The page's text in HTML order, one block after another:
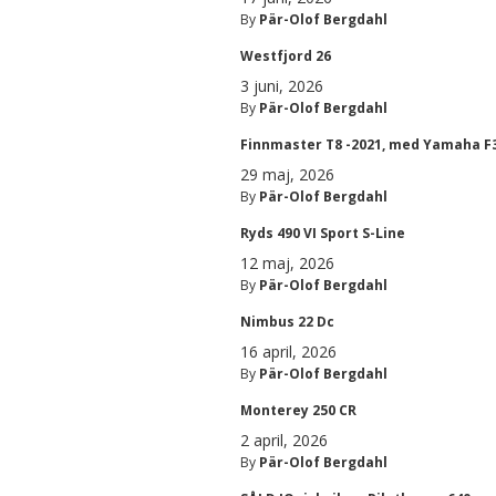
By Pär-Olof Bergdahl
Westfjord 26
3 juni, 2026
By Pär-Olof Bergdahl
Finnmaster T8 -2021, med Yamaha
29 maj, 2026
By Pär-Olof Bergdahl
Ryds 490 VI Sport S-Line
12 maj, 2026
By Pär-Olof Bergdahl
Nimbus 22 Dc
16 april, 2026
By Pär-Olof Bergdahl
Monterey 250 CR
2 april, 2026
By Pär-Olof Bergdahl